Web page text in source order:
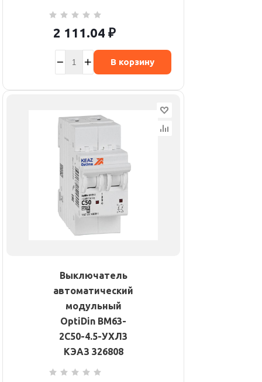
2 111.04 ₽
В корзину
Выключатель
автоматический
модульный
OptiDin BM63-
2C50-4.5-УХЛ3
КЭАЗ 326808